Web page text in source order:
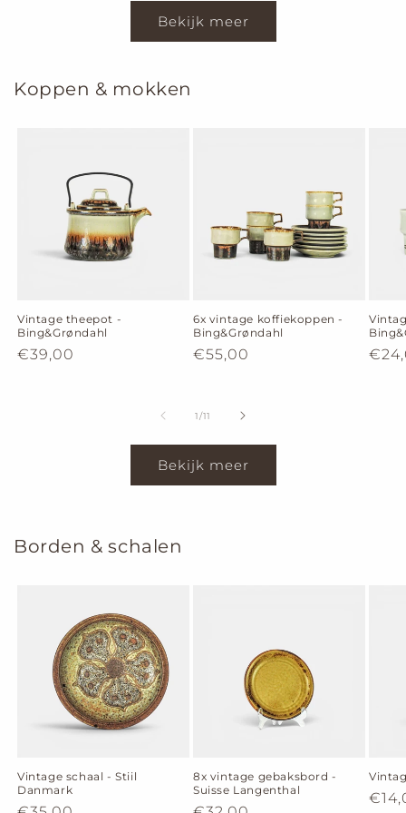
Bekijk meer
Koppen & mokken
Vintage theepot -
Bing&Grøndahl
Normale
€39,00
6x vintage koffiekoppen -
Bing&Grøndahl
Normale
€55,00
1/van
11
Bekijk meer
Borden & schalen
Vintage schaal - Stiil
Danmark
8x vintage gebaksbord -
Suisse Langenthal